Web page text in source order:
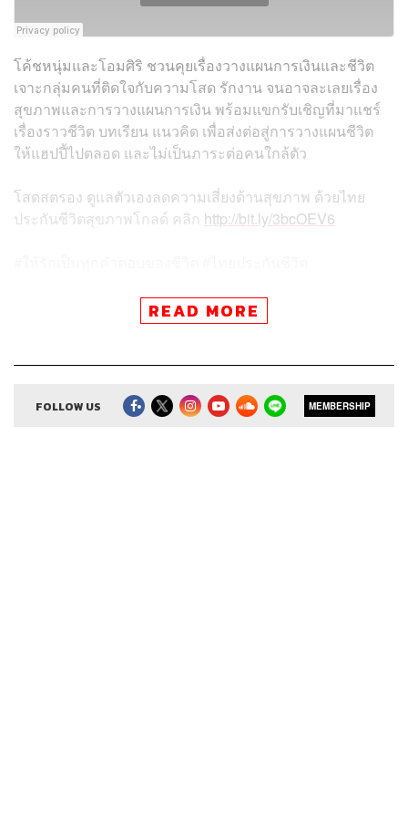
โค้ชหนุ่มและโอมศิริ ชวนคุยเรื่องวางแผนการเงินและชีวิต
เจาะกลุ่มคนที่ติดใจกับความโสด รักงาน จนอาจละเลยเรื่อง
สุขภาพและการวางแผนการเงิน พร้อมแขกรับเชิญที่มาแชร์
เรื่องราวชีวิต บทเรียน แนวคิด เพื่อส่งต่อสู่การวางแผนชีวิต
ให้แฮปปี้ไปตลอด และไม่เป็นภาระต่อคนใกล้ตัว
โสดสตรอง ดูแลตัวเองลดความเสี่ยงด้านสุขภาพ ด้วยไทย
ประกันชีวิตสุขภาพโกลด์ คลิก http://bit.ly/3bcOEV6
สามารถฟังพอดแคสต์ The Money Case by The Money
ผ่านแอปพลิเคชันต่างๆ ที่คุณสะดวกหรือใช้อยู่แล้วได้เลย
READ MORE
FOLLOW US MEMBERSHIP